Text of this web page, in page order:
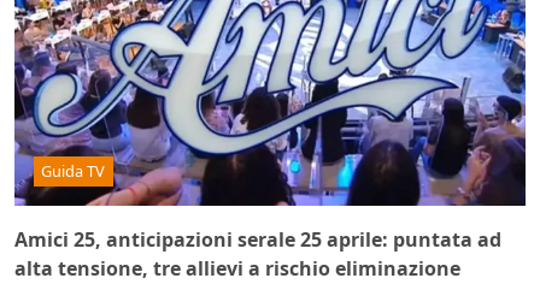
Guida TV
Amici 25, anticipazioni serale 25 aprile: puntata ad
alta tensione, tre allievi a rischio eliminazione